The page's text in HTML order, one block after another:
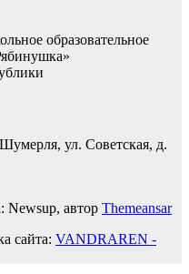
образовательное
ул. Советская, д.
Newsup, автор Themeansar
сайта: VANDRAREN -